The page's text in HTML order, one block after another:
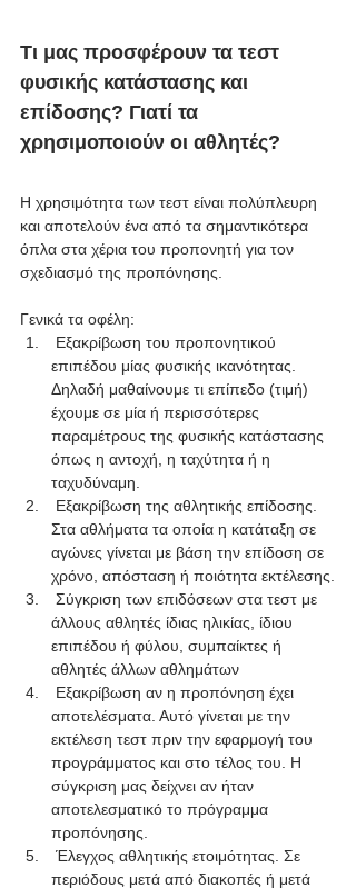
Τι μας προσφέρουν τα τεστ
φυσικής κατάστασης και
επίδοσης? Γιατί τα
χρησιμοποιούν οι αθλητές?
Η χρησιμότητα των τεστ είναι πολύπλευρη
και αποτελούν ένα από τα σημαντικότερα
όπλα στα χέρια του προπονητή για τον
σχεδιασμό της προπόνησης.
Γενικά τα οφέλη:
επιπέδου μίας φυσικής ικανότητας.
Δηλαδή μαθαίνουμε τι επίπεδο (τιμή)
έχουμε σε μία ή περισσότερες
παραμέτρους της φυσικής κατάστασης
όπως η αντοχή, η ταχύτητα ή η
ταχυδύναμη.
Στα αθλήματα τα οποία η κατάταξη σε
αγώνες γίνεται με βάση την επίδοση σε
χρόνο, απόσταση ή ποιότητα εκτέλεσης.
άλλους αθλητές ίδιας ηλικίας, ίδιου
επιπέδου ή φύλου, συμπαίκτες ή
αθλητές άλλων αθλημάτων
αποτελέσματα. Αυτό γίνεται με την
εκτέλεση τεστ πριν την εφαρμογή του
προγράμματος και στο τέλος του. Η
σύγκριση μας δείχνει αν ήταν
αποτελεσματικό το πρόγραμμα
προπόνησης.
περιόδους μετά από διακοπές ή μετά